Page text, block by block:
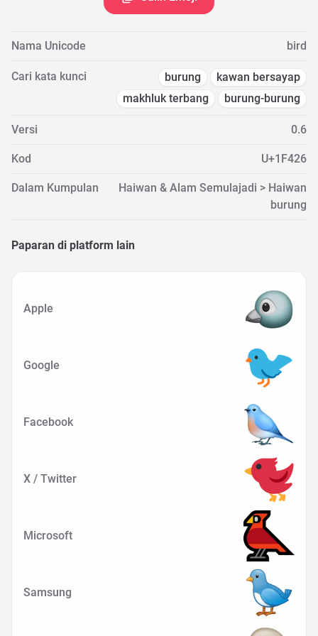
Nama Unicode bird
Cari kata kunci burung
kawan bersayap
makhluk terbang
burung-burung
Versi 0.6
Kod U+1F426
Dalam Kumpulan
Haiwan & Alam Semulajadi > Haiwan
burung
Paparan di platform lain
Apple
Google
Facebook
X / Twitter
Microsoft
Samsung